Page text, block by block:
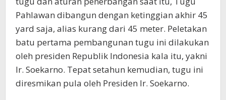
Pahlawan dibangun dengan ketinggian akhir 45
yard saja, alias kurang dari 45 meter. Peletakan
batu pertama pembangunan tugu ini dilakukan
oleh presiden Republik Indonesia kala itu, yakni
Ir. Soekarno. Tepat setahun kemudian, tugu ini
diresmikan pula oleh Presiden Ir. Soekarno.